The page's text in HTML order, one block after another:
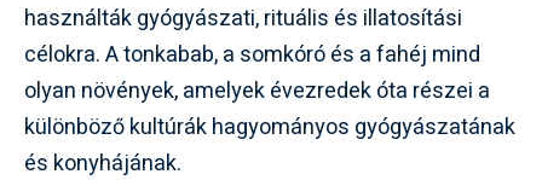
használták gyógyászati, rituális és illatosítási
célokra. A tonkabab, a somkóró és a fahéj mind
olyan növények, amelyek évezredek óta részei a
különböző kultúrák hagyományos gyógyászatának
és konyhájának.